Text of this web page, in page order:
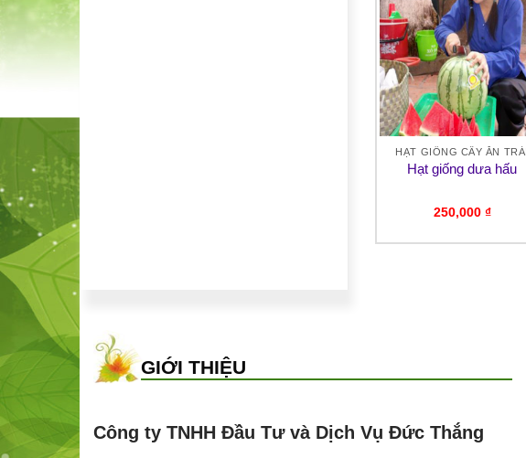
HẠT GIỐNG CÂY ĂN TRÁI
Hạt giống dưa hấu
250,000 ₫
Cà chua Chery
GIỚI THIỆU
Công ty TNHH Đầu Tư và Dịch Vụ Đức Thắng